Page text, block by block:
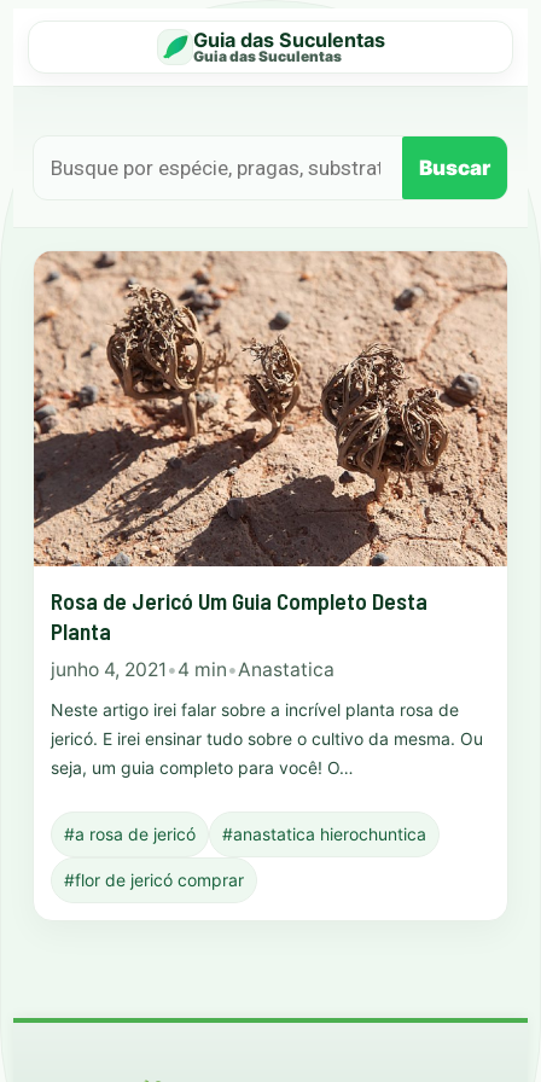
Guia das Suculentas
Guia das Suculentas
Buscar
Rosa de Jericó Um Guia Completo Desta
Planta
junho 4, 2021•4 min•Anastatica
Neste artigo irei falar sobre a incrível planta rosa de
jericó. E irei ensinar tudo sobre o cultivo da mesma. Ou
seja, um guia completo para você! O…
#a rosa de jericó #anastatica hierochuntica
#flor de jericó comprar